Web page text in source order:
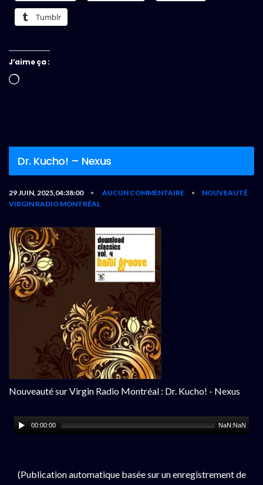
Tumblr
J’aime ça :
Chargement…
Dr. Kucho! – Nexus
29 JUIN, 2025,04:38:00 • AUCUN COMMENTAIRE •
NOUVEAUTÉ
VIRGIN RADIO MONTRÉAL
Nouveauté sur Virgin Radio Montréal : Dr. Kucho! - Nexus
00:00:00 NaN:NaN
(Publication automatique basée sur un enregistrement de